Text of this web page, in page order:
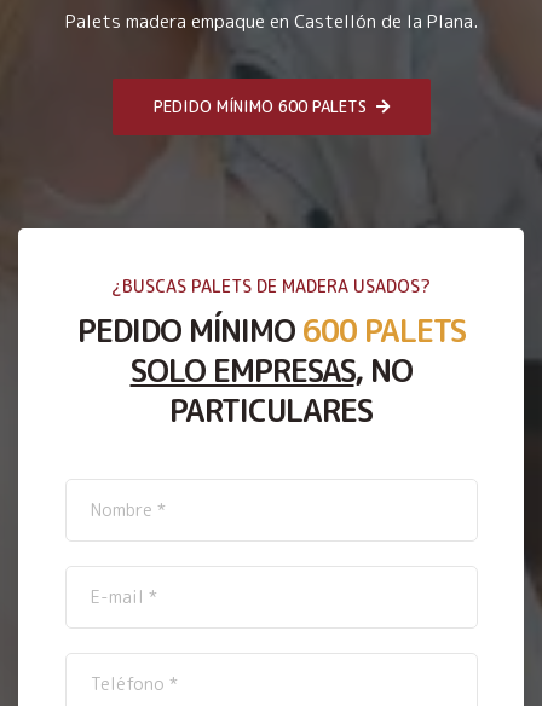
Palets madera empaque en Castellón de la Plana.
PEDIDO MÍNIMO 600 PALETS
¿BUSCAS PALETS DE MADERA USADOS?
PEDIDO MÍNIMO 600 PALETS
SOLO EMPRESAS, NO
PARTICULARES